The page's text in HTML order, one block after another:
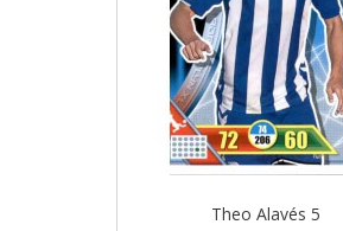
Theo Alavés 5